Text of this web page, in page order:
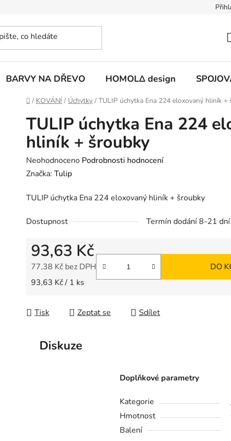
BARVY NA DŘEVO HOMOLΔ design
Domů
/ KOVÁNÍ / Úchytky / TULIP úchytka Ena 224 eloxovaný hliník +
TULIP úchytka Ena 224
hliník + šroubky
Průměrné
hodnocení
je
z
hvězdiček.
Neohodnoceno Podrobnosti hodnocení
Značka: Tulip
TULIP úchytka Ena 224 eloxovaný hliník + šroubky
Dostupnost Termín dodání 8-21 dní
93,63 Kč
77,38 Kč bez DPH
Měrná cena:
93,63 Kč / 1 ks
DO
Tisk Zeptat se Sdílet
Diskuze
Doplňkové parametry
Kategorie
Hmotnost
Balení